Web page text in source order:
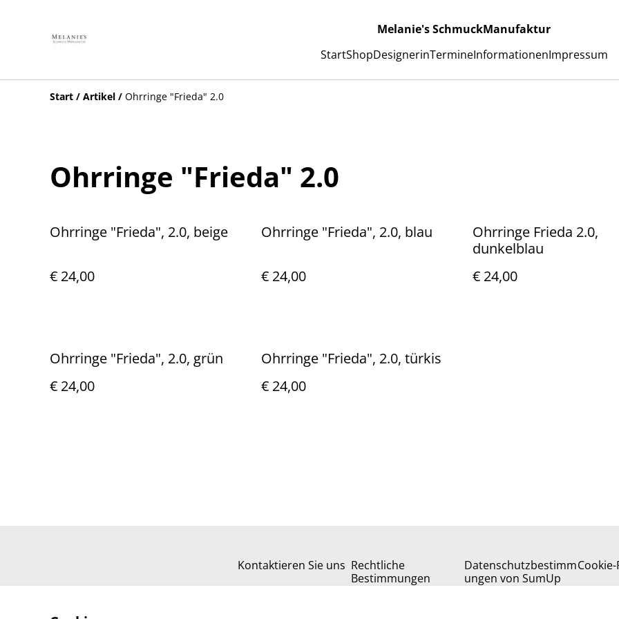
Melanie's SchmuckManufaktur
StartShopDesignerinTermineInformationenImpressum
Start / Artikel / Ohrringe "Frieda" 2.0
Ohrringe "Frieda" 2.0
Ohrringe "Frieda", 2.0, beige
€ 24,00
Ohrringe "Frieda", 2.0, blau
€ 24,00
Ohrringe Frieda 2.0,
dunkelblau
€ 24,00
Ohrringe "Frieda", 2.0, grün
€ 24,00
Ohrringe "Frieda", 2.0, türkis
€ 24,00
Kontaktieren Sie uns Rechtliche
Bestimmungen
Datenschutzbestimm
ungen von SumUp